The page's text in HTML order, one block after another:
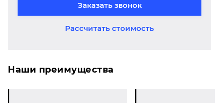
Заказать звонок
Рассчитать стоимость
Наши преимущества